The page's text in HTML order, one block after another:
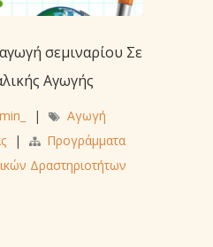
σεμιναρίου Σε
Αγωγής
|
Αγωγή
|
Προγράμματα
Δραστηριοτήτων